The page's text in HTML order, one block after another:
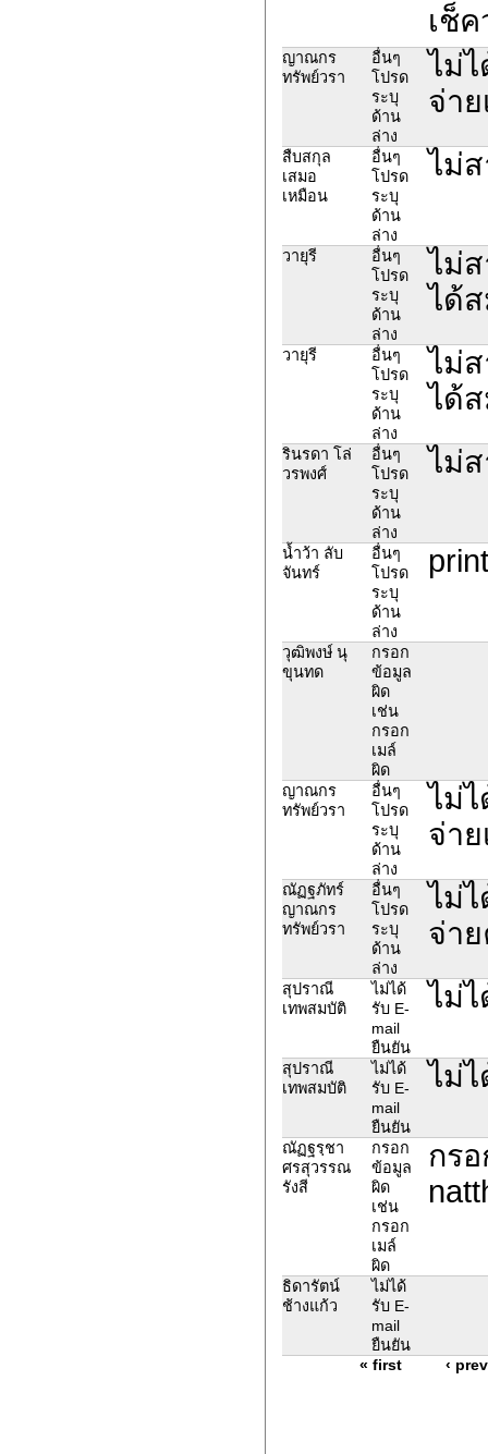
เช็
ญาณกร
ทรัพย์วรา
อื่นๆ
โปรด
ระบุ
ด้าน
ล่าง
ไม่
จ่าย
สืบสกุล
เสมอ
เหมือน
อื่นๆ
โปรด
ระบุ
ด้าน
ล่าง
ไม่
วายุรี
อื่นๆ
โปรด
ระบุ
ด้าน
ล่าง
ไม่
ได้
วายุรี
อื่นๆ
โปรด
ระบุ
ด้าน
ล่าง
ไม่
ได้
รินรดา โล่
วรพงศ์
อื่นๆ
โปรด
ระบุ
ด้าน
ล่าง
ไม่
น้ำว้า ลับ
จันทร์
อื่นๆ
โปรด
ระบุ
ด้าน
ล่าง
วุฒิพงษ์ นุ
ขุนทด
กรอก
ข้อมูล
ผิด
เช่น
กรอก
เมล์
ผิด
ญาณกร
ทรัพย์วรา
อื่นๆ
โปรด
ระบุ
ด้าน
ล่าง
ไม่
จ่าย
ณัฏฐภัทร์
ญาณกร
ทรัพย์วรา
อื่นๆ
โปรด
ระบุ
ด้าน
ล่าง
ไม่
จ่า
สุปราณี
เทพสมบัติ
ไม่ได้
รับ E-
mail
ยืนยัน
ไม่
สุปราณี
เทพสมบัติ
ไม่ได้
รับ E-
mail
ยืนยัน
ไม่
ณัฏฐรฺชา
ศรสุวรรณ
รังสี
กรอก
ข้อมูล
ผิด
เช่น
กรอก
เมล์
ผิด
กร
ธิดารัตน์
ช้างแก้ว
ไม่ได้
รับ E-
mail
ยืนยัน
« first
‹